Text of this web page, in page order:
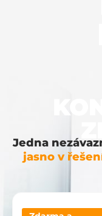
Jedna
jasno v